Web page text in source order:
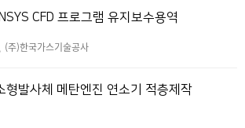
CFD 프로그램 유지보수용역
(주)한국가스기술공사
형발사체 메탄엔진 연소기 적층제작